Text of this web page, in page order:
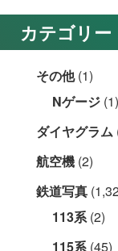
カテゴリー
その他(1)
Nゲージ (1)
ダイヤグラム
航空機 (2)
鉄道写真
113系 (2)
115系 (45)